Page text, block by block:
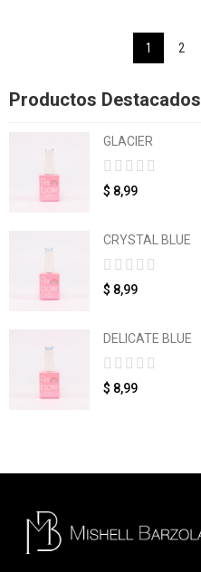
1 2
Productos Destacados
GLACIER
$ 8,99
CRYSTAL BLUE
$ 8,99
DELICATE BLUE
$ 8,99